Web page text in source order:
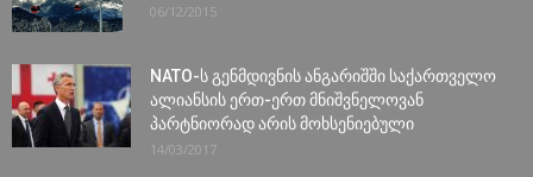
06/12/2015
NATO-ს გენმდივნის ანგარიშში საქართველო
ალიანსის ერთ-ერთ მნიშვნელოვან
პარტნიორად არის მოხსენიებული
14/03/2017